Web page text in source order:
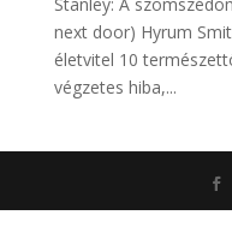
next door) Hyrum
életvitel 10
végzetes hiba,...